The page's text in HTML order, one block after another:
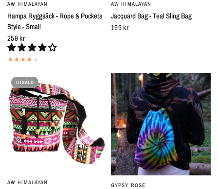
SNABBTITT
AW HIMALAYAN
Hampa Ryggsäck - Rope & Pockets
Style - Small
259 kr
SNABBTITT
AW HIMALAYAN
Jacquard Bag - Teal Sling Bag
199 kr
UTSÅLD
SNABBTITT
AW HIMALAYAN GYPSY ROSE